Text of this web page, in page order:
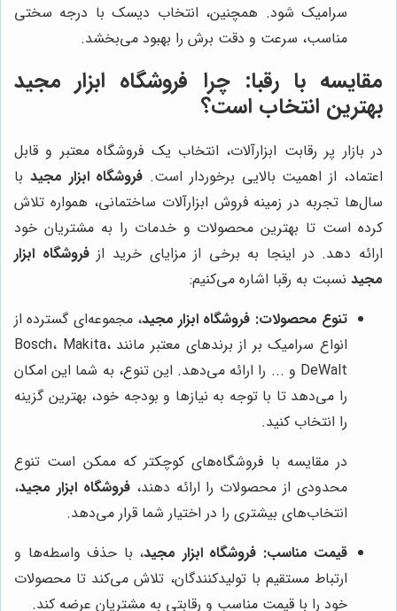
سرامیک شود. همچنین، انتخاب دیسک با درجه سختی
مناسب، سرعت و دقت برش را بهبود می‌بخشد.
مقایسه با رقبا: چرا فروشگاه ابزار مجید
بهترین انتخاب است؟
در بازار پر رقابت ابزارآلات، انتخاب یک فروشگاه معتبر و قابل
اعتماد، از اهمیت بالایی برخوردار است. فروشگاه ابزار مجید با
سال‌ها تجربه در زمینه فروش ابزارآلات ساختمانی، همواره تلاش
کرده است تا بهترین محصولات و خدمات را به مشتریان خود
ارائه دهد. در اینجا به برخی از مزایای خرید ازفروشگاه ابزار
مجید نسبت به رقبا اشاره می‌کنیم:
تنوع محصولات: فروشگاه ابزار مجید، مجموعه‌ای گسترده از
انواع سرامیک بر از برندهای معتبر مانند Bosch، Makita،
DeWalt و ... را ارائه می‌دهد. این تنوع، به شما این امکان
را می‌دهد تا با توجه به نیازها و بودجه خود، بهترین گزینه
را انتخاب کنید.
در مقایسه با فروشگاه‌های کوچکتر که ممکن است تنوع
محدودی از محصولات را ارائه دهند،فروشگاه ابزار مجید،
انتخاب‌های بیشتری را در اختیار شما قرار می‌دهد.
قیمت مناسب: فروشگاه ابزار مجید، با حذف واسطه‌ها و
ارتباط مستقیم با تولیدکنندگان، تلاش می‌کند تا محصولات
خود را با قیمت مناسب و رقابتی به مشتریان عرضه کند.